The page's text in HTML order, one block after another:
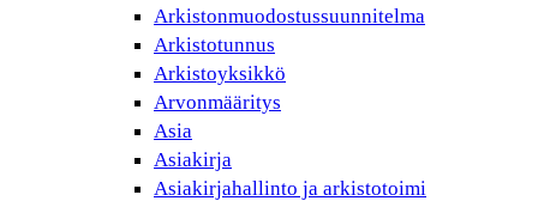
Arkistonmuodostussuunnitelma
Arkistotunnus
Arkistoyksikkö
Arvonmääritys
Asia
Asiakirja
Asiakirjahallinto ja arkistotoimi